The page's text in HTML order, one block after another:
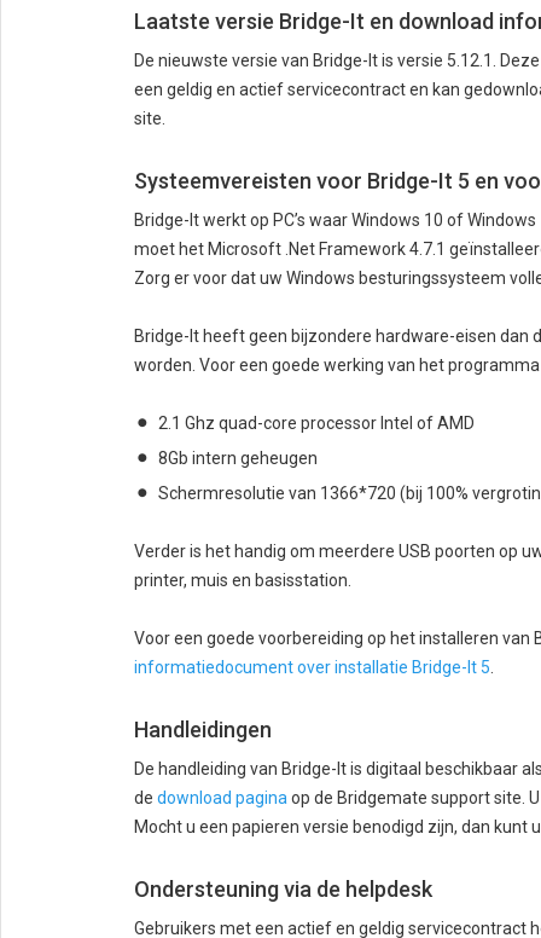
Laatste versie Bridge-It en download
De nieuwste versie van Bridge-It is versie 5.12.1.
een geldig en actief servicecontract en kan
site.
Systeemvereisten voor Bridge-It 5 en
Bridge-It werkt op PC’s waar Windows 10 of
moet het Microsoft .Net Framework 4.7.1
Zorg er voor dat uw Windows besturingssysteem
Bridge-It heeft geen bijzondere hardware-eisen dan
worden. Voor een goede werking van het
2.1 Ghz quad-core processor Intel of AMD
8Gb intern geheugen
Schermresolutie van 1366*720 (bij 100%
Verder is het handig om meerdere USB poorten op
printer, muis en basisstation.
Voor een goede voorbereiding op het installeren van
informatiedocument over installatie Bridge-It 5
Handleidingen
De handleiding van Bridge-It is digitaal beschikbaar
de download pagina op de Bridgemate support site.
Mocht u een papieren versie benodigd zijn, dan kunt
Ondersteuning via de helpdesk
Gebruikers met een actief en geldig servicecontract